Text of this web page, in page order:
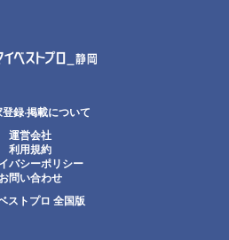
録·掲載について
運営会社
利用規約
バシーポリシー
お問い合わせ
ストプロ 全国版